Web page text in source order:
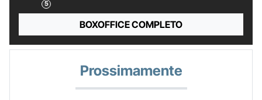
BOXOFFICE COMPLETO
Prossimamente